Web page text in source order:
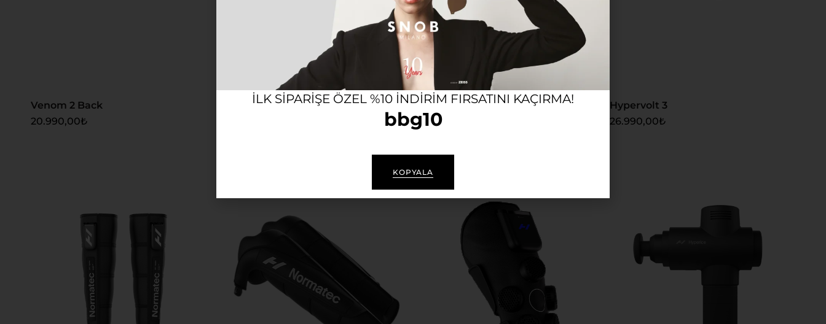
Venom 2 Back
20.990,00₺
Hypervolt Go 3
Sepete Ekle
Hyperice Normatec 3 Bacak Sistemi
68.900,00
Hypervolt 3
26.990,00₺
ILK SIPARIŞE ÖZEL %10 INDIRIM FIRSATINI KAÇIRMA!
bbg10
KOPYALA